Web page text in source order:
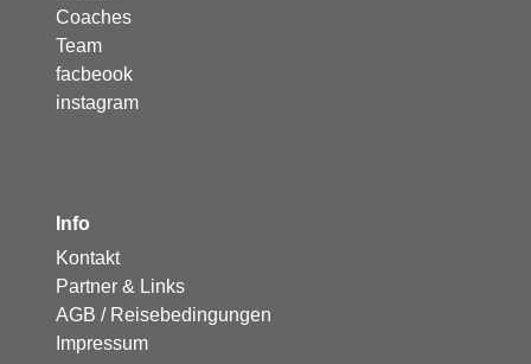
Coaches
Team
facbeook
instagram
Info
Kontakt
Partner & Links
AGB / Reisebedingungen
Impressum